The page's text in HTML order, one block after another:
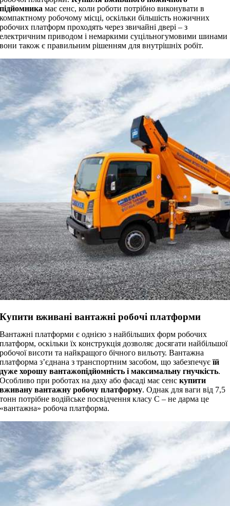
підйомника має сенс, коли роботи потрібно виконувати в
компактному робочому місці, оскільки більшість ножичних
робочих платформ проходять через звичайні двері – з
електричним приводом і немаркими суцільногумовими шинами
вони також є правильним рішенням для внутрішніх робіт.
Купити вживані вантажні робочі платформи
Вантажні платформи є однією з найбільших форм робочих
платформ, оскільки їх конструкція дозволяє досягати найбільшої
робочої висоти та найкращого бічного вильоту. Вантажна
платформа з’єднана з транспортним засобом, що забезпечуєїй
дуже хорошу вантажопідйомність і максимальну гнучкість.
Особливо при роботах на даху або фасаді має сенскупити
вживану вантажну робочу платформу. Однак для ваги від 7,5
тонн потрібне водійське посвідчення класу C – не дарма це
«вантажна» робоча платформа.